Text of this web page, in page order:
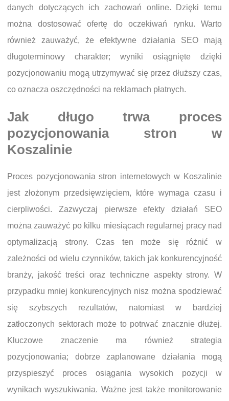
danych dotyczących ich zachowań online. Dzięki temu
można dostosować ofertę do oczekiwań rynku. Warto
również zauważyć, że efektywne działania SEO mają
długoterminowy charakter; wyniki osiągnięte dzięki
pozycjonowaniu mogą utrzymywać się przez dłuższy czas,
co oznacza oszczędności na reklamach płatnych.
Jak długo trwa proces
pozycjonowania stron w
Koszalinie
Proces pozycjonowania stron internetowych w Koszalinie
jest złożonym przedsięwzięciem, które wymaga czasu i
cierpliwości. Zazwyczaj pierwsze efekty działań SEO
można zauważyć po kilku miesiącach regularnej pracy nad
optymalizacją strony. Czas ten może się różnić w
zależności od wielu czynników, takich jak konkurencyjność
branży, jakość treści oraz techniczne aspekty strony. W
przypadku mniej konkurencyjnych nisz można spodziewać
się szybszych rezultatów, natomiast w bardziej
zatłoczonych sektorach może to potrwać znacznie dłużej.
Kluczowe znaczenie ma również strategia
pozycjonowania; dobrze zaplanowane działania mogą
przyspieszyć proces osiągania wysokich pozycji w
wynikach wyszukiwania. Ważne jest także monitorowanie